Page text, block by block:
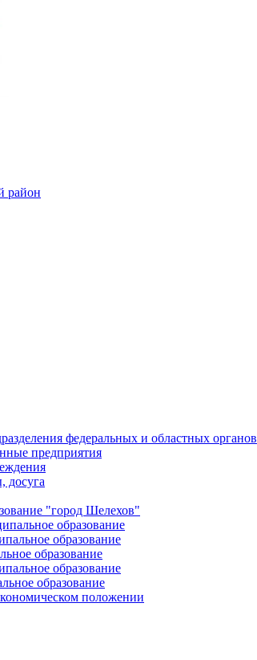
район
федеральных и областных органов
предприятия
досуга
"город Шелехов"
образование
образование
образование
образование
образование
положении